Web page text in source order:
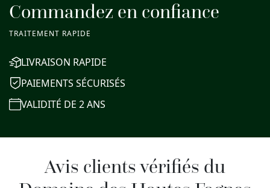
Commandez en confiance
TRAITEMENT RAPIDE
LIVRAISON RAPIDE
PAIEMENTS SÉCURISÉS
VALIDITÉ DE 2 ANS
Avis clients vérifiés du